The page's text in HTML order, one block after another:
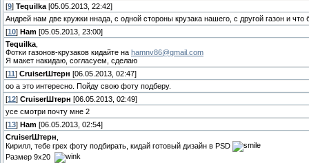
[9] Tequilka [05.05.2013, 22:42]
Андрей нам две кружки ннада, с одной стороны крузака нашего, с другой газон и
[10] Ham [05.05.2013, 23:00]
Tequilka
Фотки газонов-крузаков кидайте на hamnv86@gmail.com
Я макет накидаю, согласуем, сделаю
[11 ] СruiserШтерн [06.05.2013, 02:47]
оо а это интересно. Пойду свою фоту подберу.
[12] СruiserШтерн [06.05.2013, 02:49]
усе смотри почту мне 2
[13] Ham [06.05.2013, 02:54]
СruiserШтерн
Кирилл, тебе грех фоту подбирать, кидай готовый дизайн в PSD
Размер 9х20